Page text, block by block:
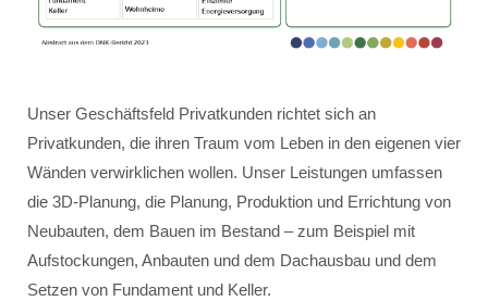
Unser Geschäftsfeld Privatkunden richtet sich an
Privatkunden, die ihren Traum vom Leben in den eigenen vier
Wänden verwirklichen wollen. Unser Leistungen umfassen
die 3D-Planung, die Planung, Produktion und Errichtung von
Neubauten, dem Bauen im Bestand – zum Beispiel mit
Aufstockungen, Anbauten und dem Dachausbau und dem
Setzen von Fundament und Keller.